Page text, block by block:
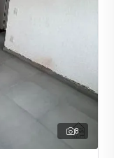
8